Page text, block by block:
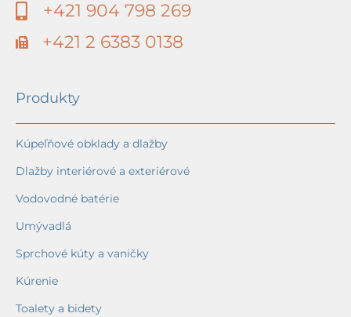
+421 904 798 269
+421 2 6383 0138
Produkty
Kúpeľňové obklady a dlažby
Dlažby interiérové a exteriérové
Vodovodné batérie
Umývadlá
Sprchové kúty a vaničky
Kúrenie
Toalety a bidety